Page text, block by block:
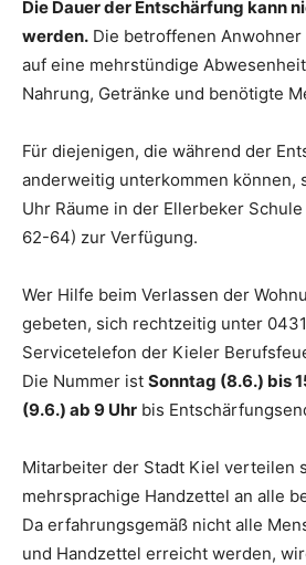
Die Dauer der Entschärfung kann
werden. Die betroffenen
auf eine mehrstündige
Nahrung, Getränke und benötigte
Für diejenigen, die während der
anderweitig unterkommen können,
Uhr Räume in der Ellerbeker
62-64) zur Verfügung.
Wer Hilfe beim Verlassen der
gebeten, sich rechtzeitig unter
Servicetelefon der Kieler
Die Nummer ist Sonntag (8.6.) bis
(9.6.) ab 9 Uhr bis
Mitarbeiter der Stadt Kiel verteilen
mehrsprachige Handzettel an alle
Da erfahrungsgemäß nicht alle
und Handzettel erreicht werden,